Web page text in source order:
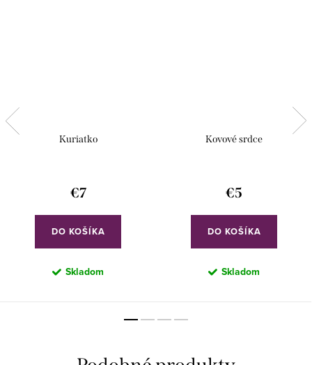
Kuriatko
€7
DO KOŠÍKA
Skladom
Kovové srdce
€5
DO KOŠÍKA
Skladom